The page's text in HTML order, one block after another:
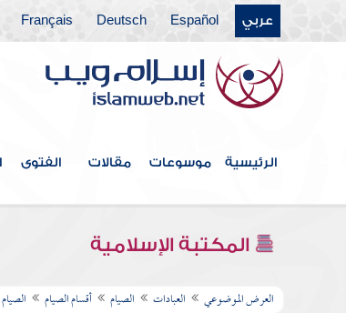
عربي Español
Deutsch
Français
الرئيسية موسوعات مقالات الفتوى
المكتبة الإسلامية
العرض الموضوعي العبادات الصيام أقسام الصيام